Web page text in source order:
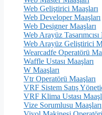
Web Geliştirici Maaşları
Web Developer Maaşları
Web Designer Maaşları
Web Arayüz Tasarımcısı
Web Arayüz Geliştirici
Wearcadfe Operatörü
Waffle Ustası Maaşları
W Maaşları
Vtr Operatörü Maaşları
VRF Sistem Satış
VRF Klima Ustası
Vize Sorumlusu Maaşları